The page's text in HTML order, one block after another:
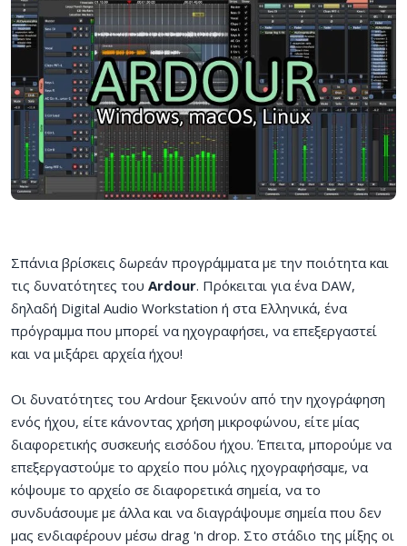
Σπάνια βρίσκεις δωρεάν προγράμματα με την ποιότητα και
τις δυνατότητες του Ardour. Πρόκειται για ένα DAW,
δηλαδή Digital Audio Workstation ή στα Ελληνικά, ένα
πρόγραμμα που μπορεί να ηχογραφήσει, να επεξεργαστεί
και να μιξάρει αρχεία ήχου!
Οι δυνατότητες του Ardour ξεκινούν από την ηχογράφηση
ενός ήχου, είτε κάνοντας χρήση μικροφώνου, είτε μίας
διαφορετικής συσκευής εισόδου ήχου. Έπειτα, μπορούμε να
επεξεργαστούμε το αρχείο που μόλις ηχογραφήσαμε, να
κόψουμε το αρχείο σε διαφορετικά σημεία, να το
συνδυάσουμε με άλλα και να διαγράψουμε σημεία που δεν
μας ενδιαφέρουν μέσω drag 'n drop. Στο στάδιο της μίξης οι